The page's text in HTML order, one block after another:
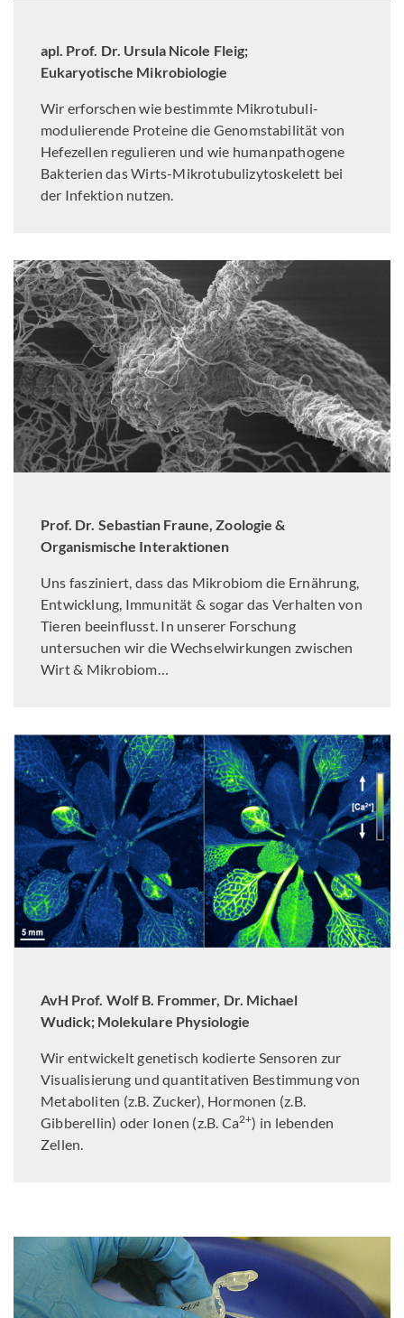
apl. Prof. Dr. Ursula Nicole Fleig;
Eukaryotische Mikrobiologie
Wir erforschen wie bestimmte Mikrotubuli-
modulierende Proteine die Genomstabilität von
Hefezellen regulieren und wie humanpathogene
Bakterien das Wirts-Mikrotubulizytoskelett bei
der Infektion nutzen.
Prof. Dr. Sebastian Fraune, Zoologie &
Organismische Interaktionen
Uns fasziniert, dass das Mikrobiom die Ernährung,
Entwicklung, Immunität & sogar das Verhalten von
Tieren beeinflusst. In unserer Forschung
untersuchen wir die Wechselwirkungen zwischen
Wirt & Mikrobiom…
AvH Prof. Wolf B. Frommer, Dr. Michael
Wudick; Molekulare Physiologie
Wir entwickelt genetisch kodierte Sensoren zur
Visualisierung und quantitativen Bestimmung von
Metaboliten (z.B. Zucker), Hormonen (z.B.
Gibberellin) oder Ionen (z.B. Ca2+) in lebenden
Zellen.